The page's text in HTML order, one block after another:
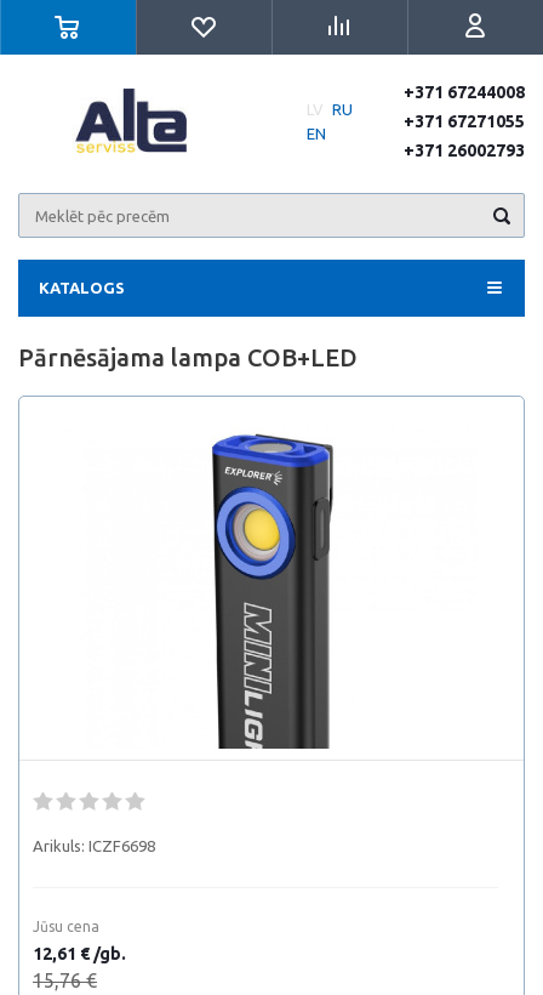
LV RU
EN
+371 67244008
+371 67271055
+371 26002793
KATALOGS
Pārnēsājama lampa COB+LED
Arikuls: ICZF6698
Jūsu cena
12,61 € /gb.
15,76 €